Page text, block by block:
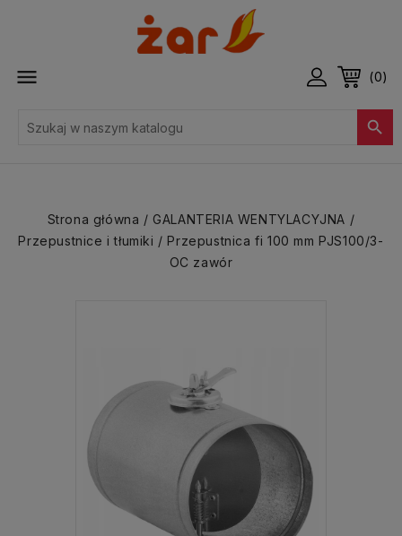
 (0)

Strona główna
GALANTERIA WENTYLACYJNA
Przepustnice i tłumiki
Przepustnica fi 100 mm PJS100/3-
OC zawór